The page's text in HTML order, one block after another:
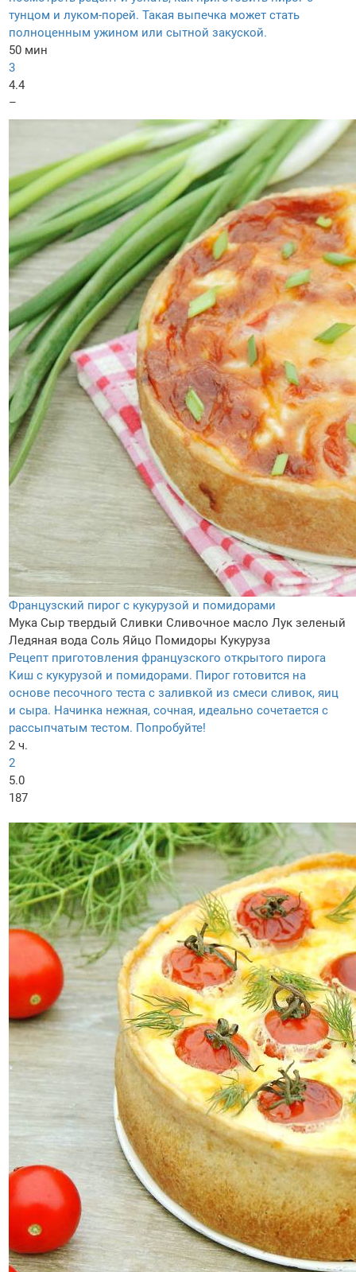
тунцом и луком-порей. Такая выпечка может стать
полноценным ужином или сытной закуской.
50 мин
3
4.4
–
Французский пирог с кукурузой и помидорами
Мука Сыр твердый Сливки Сливочное масло Лук зеленый
Ледяная вода Соль Яйцо Помидоры Кукуруза
Рецепт приготовления французского открытого пирога
Киш с кукурузой и помидорами. Пирог готовится на
основе песочного теста с заливкой из смеси сливок, яиц
и сыра. Начинка нежная, сочная, идеально сочетается с
рассыпчатым тестом. Попробуйте!
2 ч.
2
5.0
187